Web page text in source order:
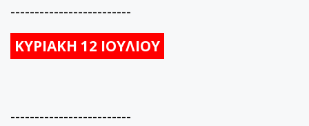
-------------------------
ΚΥΡΙΑΚΗ 12 ΙΟΥΛΙΟΥ
-------------------------